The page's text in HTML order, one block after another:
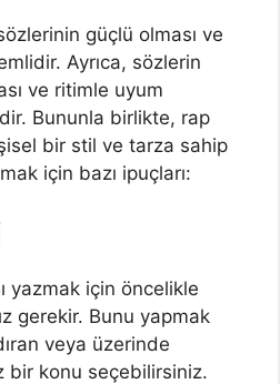
güçlü olması ve
Ayrıca, sözlerin
ve ritimle uyum
Bununla birlikte, rap
bir stil ve tarza sahip
için bazı ipuçları:
yazmak için öncelikle
gerekir. Bunu yapmak
veya üzerinde
bir konu seçebilirsiniz.